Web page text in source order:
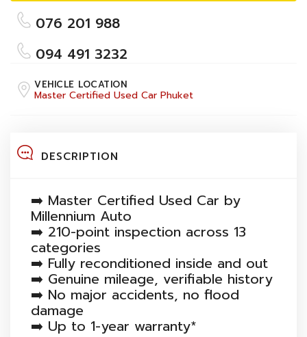
DESCRIPTION
➡️ Master Certified Used Car by
Millennium Auto
➡️ 210-point inspection across 13
categories
➡️ Fully reconditioned inside and out
➡️ Genuine mileage, verifiable history
➡️ No major accidents, no flood
damage
➡️ Up to 1-year warranty*
076 201 988
094 491 3232
VEHICLE LOCATION
Master Certified Used Car Phuket